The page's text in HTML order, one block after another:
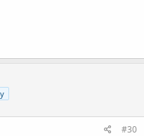
#30